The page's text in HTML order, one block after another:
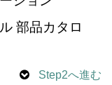
部品カタロ
Step2へ進む